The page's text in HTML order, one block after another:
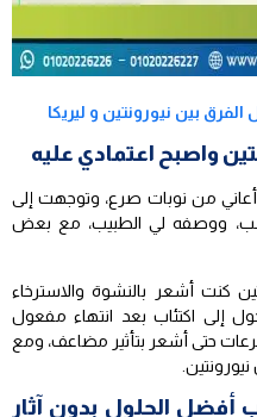
بين نيورونتين و ليريكا
واصبح اعتمادي عليه
أعاني من نوبات صرع، وتوجهت إلى
ووصفه لي الطبيب، مع بعض
كنت أشعر بالنشوة والاسترخاء
إلى اكتئاب بعد انتهاء مفعول
حتى أشعر بتأثير مضاعف، ومع
أفضل الحلول بدون آثار